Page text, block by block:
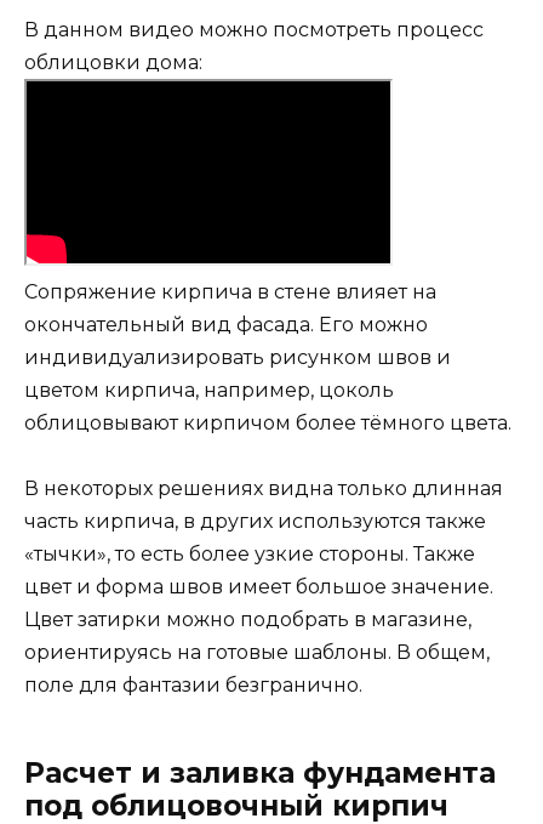
В данном видео можно посмотреть процесс
облицовки дома:
Сопряжение кирпича в стене влияет на
окончательный вид фасада. Его можно
индивидуализировать рисунком швов и
цветом кирпича, например, цоколь
облицовывают кирпичом более тёмного цвета.
В некоторых решениях видна только длинная
часть кирпича, в других используются также
«тычки», то есть более узкие стороны. Также
цвет и форма швов имеет большое значение.
Цвет затирки можно подобрать в магазине,
ориентируясь на готовые шаблоны. В общем,
поле для фантазии безгранично.
Расчет и заливка фундамента
под облицовочный кирпич